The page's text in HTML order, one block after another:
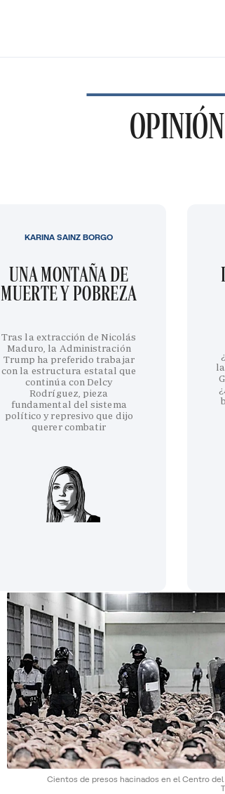
OPINIÓN
UNA MONTAÑA DE
MUERTE Y POBREZA
Tras la extracción de Nicolás
Maduro, la Administración
Trump ha preferido trabajar
con la estructura estatal que
continúa con Delcy
Rodríguez, pieza
fundamental del sistema
político y represivo que dijo
querer combatir
KARINA SAINZ BORGO
Cientos de presos hacinados en el Centro